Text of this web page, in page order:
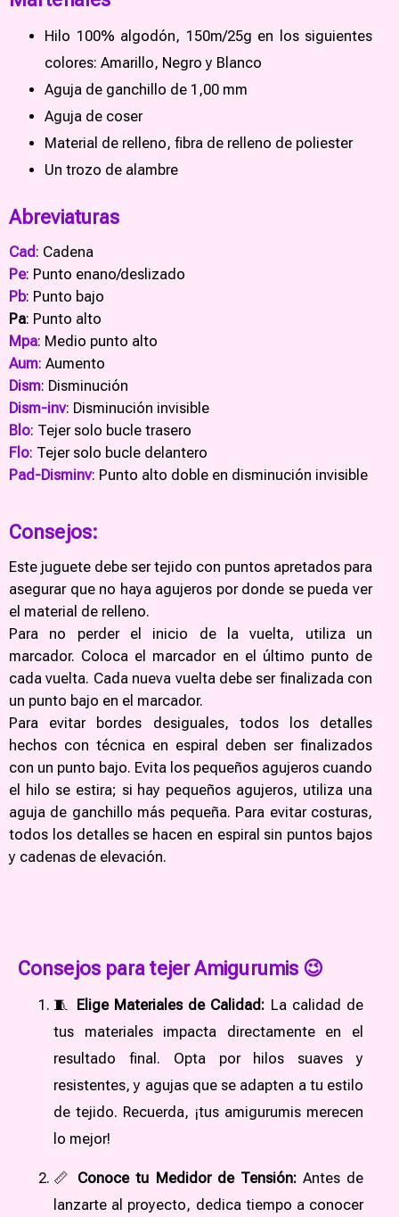
Hilo 100% algodón, 150m/25g en los siguientes
colores: Amarillo, Negro y Blanco
Aguja de ganchillo de 1,00 mm
Aguja de coser
Material de relleno, fibra de relleno de poliester
Un trozo de alambre
Abreviaturas
Cad: Cadena
Pe: Punto enano/deslizado
Pb: Punto bajo
Pa: Punto alto
Mpa: Medio punto alto
Aum: Aumento
Dism: Disminución
Dism-inv: Disminución invisible
Blo: Tejer solo bucle trasero
Flo: Tejer solo bucle delantero
Pad-Disminv: Punto alto doble en disminución invisible
Consejos:
Este juguete debe ser tejido con puntos apretados para
asegurar que no haya agujeros por donde se pueda ver
el material de relleno.
Para no perder el inicio de la vuelta, utiliza un
marcador. Coloca el marcador en el último punto de
cada vuelta. Cada nueva vuelta debe ser finalizada con
un punto bajo en el marcador.
Para evitar bordes desiguales, todos los detalles
hechos con técnica en espiral deben ser finalizados
con un punto bajo. Evita los pequeños agujeros cuando
el hilo se estira; si hay pequeños agujeros, utiliza una
aguja de ganchillo más pequeña. Para evitar costuras,
todos los detalles se hacen en espiral sin puntos bajos
y cadenas de elevación.
Consejos para tejer Amigurumis 😉
🧵 Elige Materiales de Calidad: La calidad de
tus materiales impacta directamente en el
resultado final. Opta por hilos suaves y
resistentes, y agujas que se adapten a tu estilo
de tejido. Recuerda, ¡tus amigurumis merecen
lo mejor!
📏 Conoce tu Medidor de Tensión: Antes de
lanzarte al proyecto, dedica tiempo a conocer